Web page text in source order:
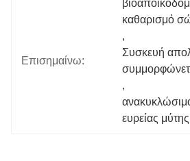
Επισημαίνω:
καθαρισμό
,
Συσκευή
,
ευρείας μύτης